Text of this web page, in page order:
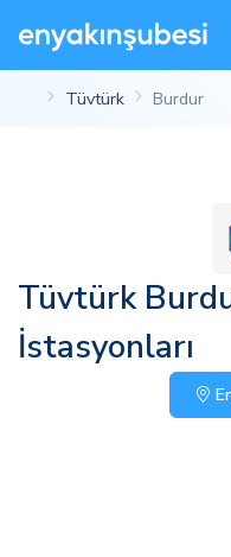
Tüvtürk Burdur
Tüvtürk
İstasyonları